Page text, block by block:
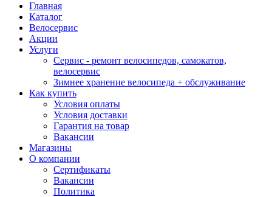
Главная
Каталог
Велосервис
Акции
Услуги
Сервис - ремонт велосипедов, самокатов,
велосервис
Зимнее хранение велосипеда + обслуживание
Как купить
Условия оплаты
Условия доставки
Гарантия на товар
Вакансии
Магазины
О компании
Сертификаты
Вакансии
Политика